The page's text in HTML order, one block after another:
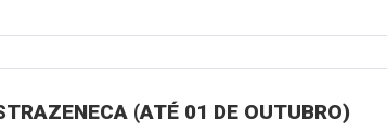
(ATÉ 01 DE OUTUBRO)